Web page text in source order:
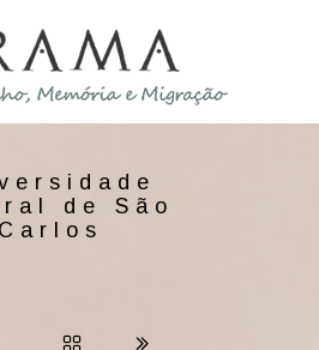
de São
Carlos